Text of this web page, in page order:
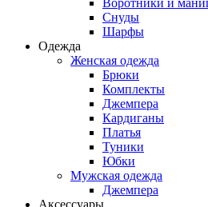
Воротники и
Снуды
Шарфы
Одежда
Женская одежда
Брюки
Комплекты
Джемпера
Кардиганы
Платья
Туники
Юбки
Мужская одежда
Джемпера
Аксессуары